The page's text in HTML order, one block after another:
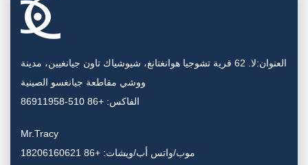
العنوان:لا. 62 قرية تشوجيا هوانغتانغ، شيوشياك تاون جيانغيين، مدينة
ووشي مقاطعة جيانغسو الصينية
الفاكس: +86 510-86911958
Mr.Tracy
موب/واتس أب/ويشات: +86 18206160621